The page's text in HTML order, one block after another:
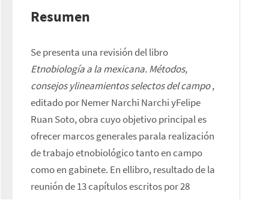
Resumen
Etnobiología a la mexicana. Métodos,
consejos ylineamientos selectos del campo ,
editado por Nemer Narchi Narchi yFelipe
Ruan Soto, obra cuyo objetivo principal es
ofrecer marcos generales parala realización
de trabajo etnobiológico tanto en campo
como en gabinete. En ellibro, resultado de la
reunión de 13 capítulos escritos por 28